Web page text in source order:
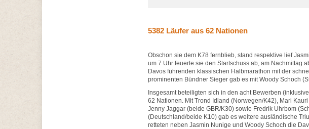
5382 Läufer aus 62 Nationen
Obschon sie dem K78 fernblieb, stand respektive lief
um 7 Uhr feuerte sie den Startschuss ab, am Nachmittag
Davos führenden klassischen Halbmarathon mit der
prominenten Bündner Sieger gab es mit Woody Schoch
Insgesamt beteiligten sich in den acht Bewerben
62 Nationen. Mit Trond Idland (Norwegen/K42), Mari
Jenny Jaggar (beide GBR/K30) sowie Fredrik Uhrbom
(Deutschland/beide K10) gab es weitere ausländische
retteten neben Jasmin Nunige und Woody Schoch die